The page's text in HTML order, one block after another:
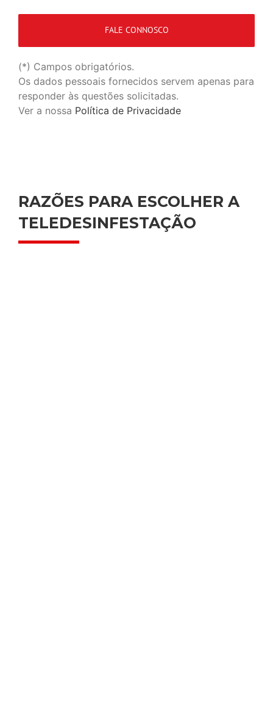
(*) Campos obrigatórios.
Os dados pessoais fornecidos servem apenas para
responder às questões solicitadas.
Ver a nossa Política de Privacidade
RAZÕES PARA ESCOLHER A
TELEDESINFESTAÇÃO